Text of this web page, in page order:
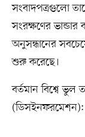
সংবাদপত্রগুলো
সংরক্ষণের
অনুসন্ধানের
শুরু করেছে।
বর্তমান বিশ্বে